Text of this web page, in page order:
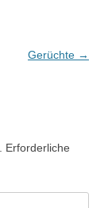
Gerüchte →
Erforderliche